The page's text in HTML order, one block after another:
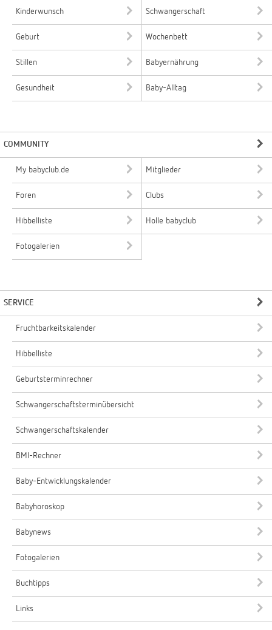
Kinderwunsch Schwangerschaft
Geburt Wochenbett
Stillen Babyernährung
Gesundheit Baby-Alltag
COMMUNITY
My babyclub.de Mitglieder
Foren Clubs
Hibbelliste Holle babyclub
Fotogalerien
SERVICE
Fruchtbarkeitskalender
Hibbelliste
Geburtsterminrechner
Schwangerschaftsterminübersicht
Schwangerschaftskalender
BMI-Rechner
Baby-Entwicklungskalender
Babyhoroskop
Babynews
Fotogalerien
Buchtipps
Links